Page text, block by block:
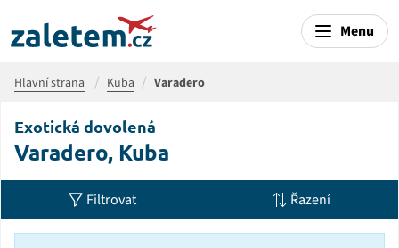
Menu
Hlavní strana Kuba Varadero
Exotická dovolená
Varadero, Kuba
Filtrovat Řazení